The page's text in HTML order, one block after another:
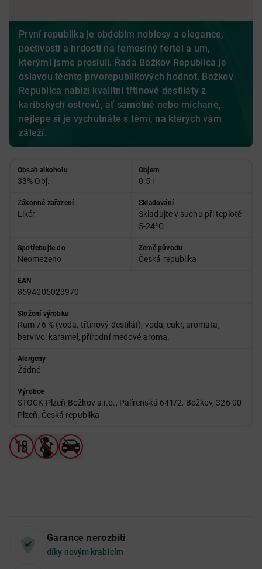
První republika je obdobím noblesy a elegance,
poctivosti a hrdosti na řemeslný fortel a um,
kterými jsme proslulí. Řada Božkov Republica je
oslavou těchto prvorepublikových hodnot. Božkov
Republica nabízí kvalitní třtinové destiláty z
karibských ostrovů, ať samotné nebo míchané,
nejlépe si je vychutnáte s těmi, na kterých vám
záleží.
Obsah alkoholu
33% Obj.
Objem
0.5 l
Zákonné zařazení
Likér
Skladování
Skladujte v suchu při teplotě
5-24°C
Spotřebujte do
Neomezeno
Země původu
Česká republika
EAN
8594005023970
Složení výrobku
Rum 76 % (voda, třtinový destilát), voda, cukr, aromata,
barvivo: karamel, přírodní medové aroma.
Alergeny
Žádné
Výrobce
STOCK Plzeň-Božkov s.r.o., Palírenská 641/2, Božkov, 326 00
Plzeň, Česká republika
Garance nerozbití
díky novým krabicím